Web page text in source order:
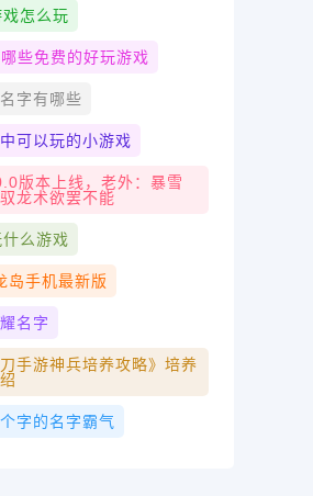
怎么玩
些免费的好玩游戏
字有哪些
可以玩的小游戏
版本上线，老外：暴雪
龙术欲罢不能
么游戏
岛手机最新版
名字
刀手游神兵培养攻略》培养
字的名字霸气